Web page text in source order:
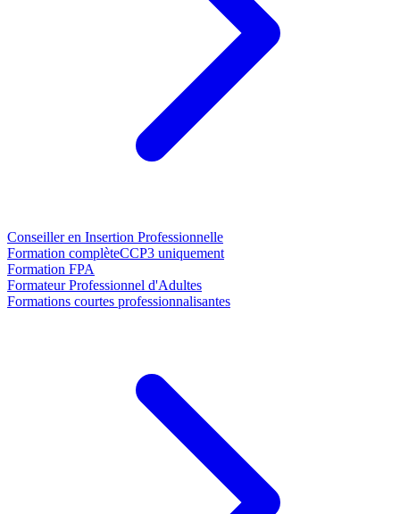
Conseiller en Insertion Professionnelle
Formation complèteCCP3 uniquement
Formation FPA
Formateur Professionnel d'Adultes
Formations courtes professionnalisantes